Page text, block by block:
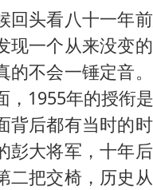
回头看八十一年
现一个从来没变
的不会一锤定音
，1955年的授衔
背后都有当时的
彭大将军，十年
二把交椅，历史